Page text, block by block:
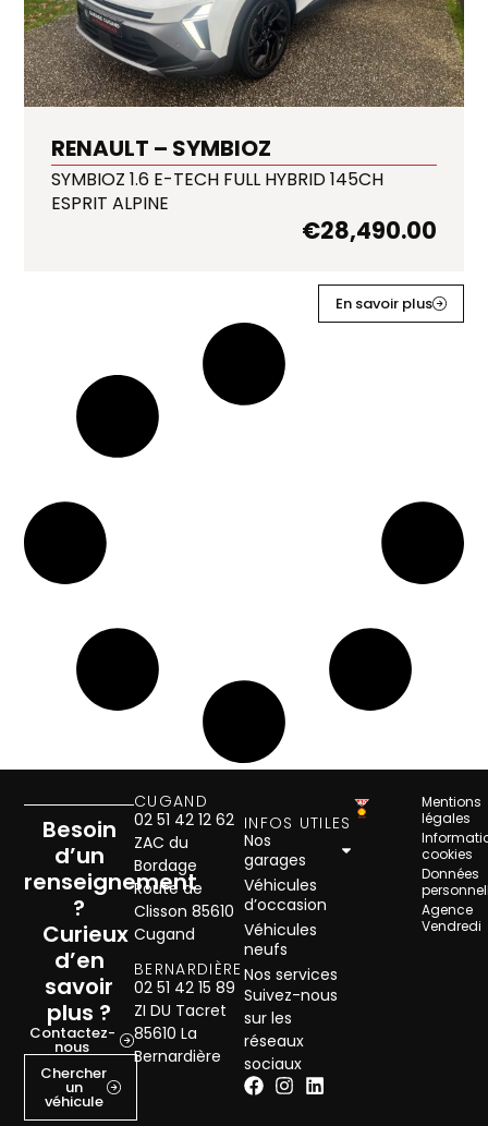
RENAULT – SYMBIOZ
SYMBIOZ 1.6 E-TECH FULL HYBRID 145CH
ESPRIT ALPINE
€28,490.00
En savoir plus
Besoin
d’un
renseignement
?
Curieux
d’en
savoir
plus ?
Contactez-
nous
Chercher
un
véhicule
CUGAND
02 51 42 12 62
ZAC du
Bordage
Route de
Clisson 85610
Cugand
BERNARDIÈRE
02 51 42 15 89
ZI DU Tacret
85610 La
Bernardière
INFOS UTILES
Nos
garages
Véhicules
d’occasion
Véhicules
neufs
Nos services
Suivez-nous
sur les
réseaux
sociaux
Mentions
légales
cookies
Données
Agence
Vendredi